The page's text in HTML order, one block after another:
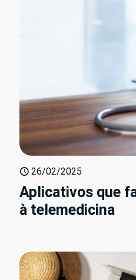
26/02/2025
Aplicativos que
à telemedicina